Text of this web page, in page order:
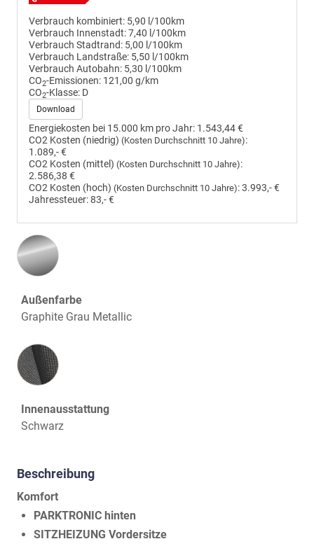
Verbrauch kombiniert: 5,90 l/100km
Verbrauch Innenstadt:7,40 l/100km
Verbrauch Stadtrand: 5,00 l/100km
Verbrauch Landstraße: 5,50 l/100km
Verbrauch Autobahn: 5,30 l/100km
CO2-Emissionen: 121,00 g/km
CO2-Klasse: D
Download
Energiekosten bei 15.000 km pro Jahr: 1.543,44 €
CO2 Kosten (niedrig) (Kosten Durchschnitt 10 Jahre):
1.089,- €
CO2 Kosten (mittel) (Kosten Durchschnitt 10 Jahre):
2.586,38 €
CO2 Kosten (hoch) (Kosten Durchschnitt 10 Jahre):3.993,- €
Jahressteuer:83,- €
Außenfarbe
Graphite Grau Metallic
Innenausstattung
Innenausstattung
Schwarz
Beschreibung
Komfort
PARKTRONIC hinten
SITZHEIZUNG Vordersitze